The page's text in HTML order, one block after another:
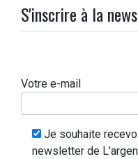
S'inscrire à la
Votre e-mail
Je souhaite
newsletter de